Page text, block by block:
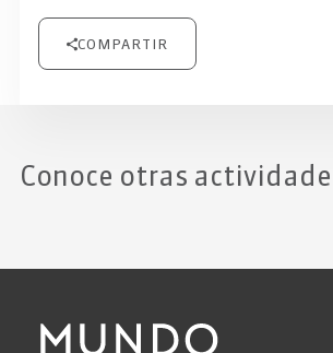
COMPARTIR
Conoce otras